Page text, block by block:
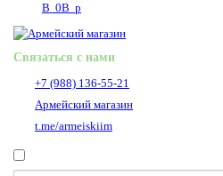
В 0В p
Связаться с нами
+7 (988) 136-55-21
Армейский магазин
t.me/armeiskiim